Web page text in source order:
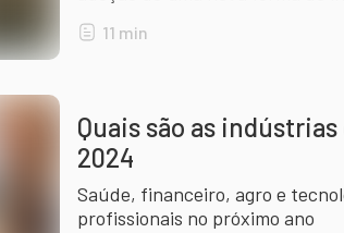
11 min
Quais são as
2024
Saúde, financeiro, agro e
profissionais no próximo ano